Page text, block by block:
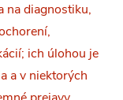
na diagnostiku,
ich úlohou je
a v niektorých